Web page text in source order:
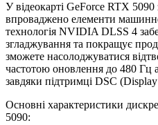
У відеокарті GeForce RTX 5090
впроваджено елементи
технологія NVIDIA DLSS 4
згладжування та покращує
зможете насолоджуватися
частотою оновлення до 480 Гц
завдяки підтримці DSC
Основні характеристики
5090: